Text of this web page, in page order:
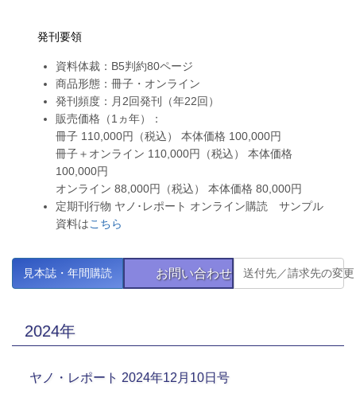
発刊要領
資料体裁：B5判約80ページ
商品形態：冊子・オンライン
発刊頻度：月2回発刊（年22回）
販売価格（1ヵ年）：
冊子 110,000円（税込） 本体価格 100,000円
冊子＋オンライン 110,000円（税込） 本体価格
100,000円
オンライン 88,000円（税込） 本体価格 80,000円
定期刊行物 ヤノ･レポート オンライン購読 サンプル
資料はこちら
見本誌・年間購読 お問い合わせ 送付先／請求先の変更
2024年
ヤノ・レポート 2024年12月10日号